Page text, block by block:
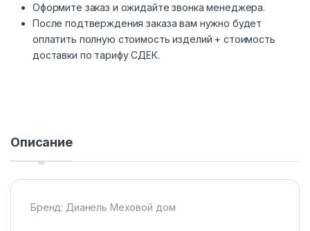
Оформите заказ и ожидайте звонка менеджера.
После подтверждения заказа вам нужно будет
оплатить полную стоимость изделий + стоимость
доставки по тарифу СДЕК.
Описание
Бренд: Дианель Меховой дом